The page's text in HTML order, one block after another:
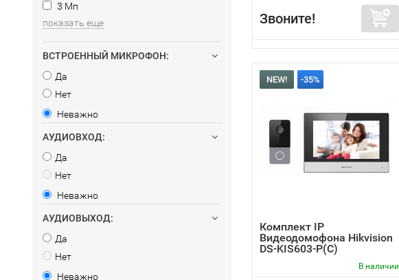
3 Мп
показать еще
ВСТРОЕННЫЙ МИКРОФОН:
Да
Нет
Неважно
АУДИОВХОД:
Да
Нет
Неважно
АУДИОВЫХОД:
Да
Нет
Неважно
Звоните!
NEW! -35%
Комплект IP
Видеодомофона Hikvision
DS-KIS603-P(C)
В наличии